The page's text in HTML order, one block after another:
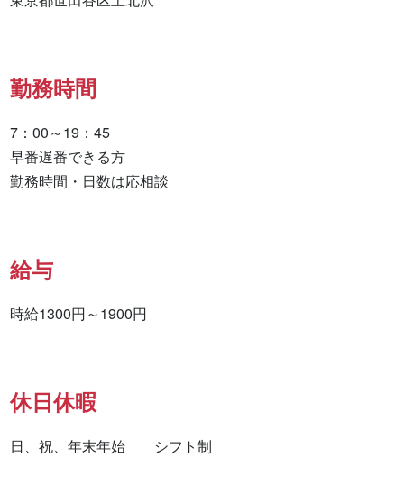
勤務時間
7：00～19：45
早番遅番できる方
勤務時間・日数は応相談
給与
時給1300円～1900円
休日休暇
日、祝、年末年始　　シフト制